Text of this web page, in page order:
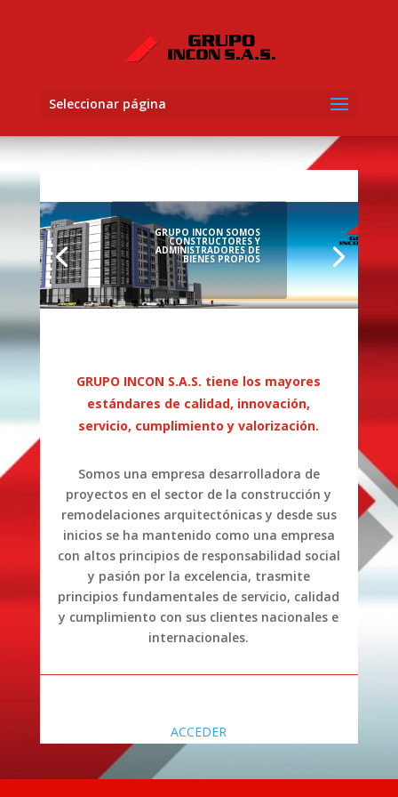
Seleccionar página
GRUPO INCON SOMOS
CONSTRUCTORES Y
ADMINISTRADORES DE
BIENES PROPIOS
GRUPO INCON S.A.S. tiene los mayores
estándares de calidad, innovación,
servicio, cumplimiento y valorización.
Somos una empresa desarrolladora de
proyectos en el sector de la construcción y
remodelaciones arquitectónicas y desde sus
inicios se ha mantenido como una empresa
con altos principios de responsabilidad social
y pasión por la excelencia, trasmite
principios fundamentales de servicio, calidad
y cumplimiento con sus clientes nacionales e
internacionales.
ACCEDER